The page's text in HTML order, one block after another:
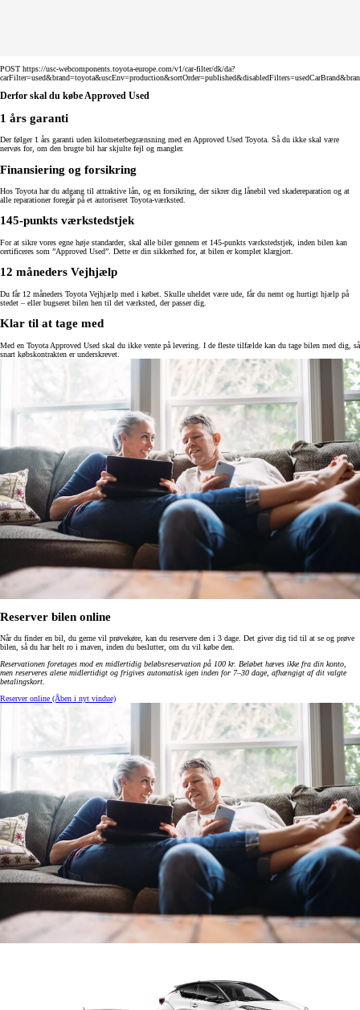
POST https://usc-webcomponents.toyota-europe.com/v1/car-filter/dk/da?
Derfor skal du købe Approved Used
1 års garanti
Der følger 1 års garanti uden kilometerbegrænsning med en Approved Used Toyota. Så du ikke skal være
nervøs for, om den brugte bil har skjulte fejl og mangler.
Finansiering og forsikring
Hos Toyota har du adgang til attraktive lån, og en forsikring, der sikrer dig lånebil ved skadereparation og at
alle reparationer foregår på et autoriseret Toyota-værksted.
145-punkts værkstedstjek
For at sikre vores egne høje standarder, skal alle biler gennem et 145-punkts værkstedstjek, inden bilen kan
certificeres som ”Approved Used”. Dette er din sikkerhed for, at bilen er komplet klargjort.
12 måneders Vejhjælp
Du får 12 måneders Toyota Vejhjælp med i købet. Skulle uheldet være ude, får du nemt og hurtigt hjælp på
stedet – eller bugseret bilen hen til det værksted, der passer dig.
Klar til at tage med
Med en Toyota Approved Used skal du ikke vente på levering. I de fleste tilfælde kan du tage bilen med dig, så
snart købskontrakten er underskrevet.
Reserver bilen online
Når du finder en bil, du gerne vil prøvekøre, kan du reservere den i 3 dage. Det giver dig tid til at se og prøve
bilen, så du har helt ro i maven, inden du beslutter, om du vil købe den.
Reservationen foretages mod en midlertidig beløbsreservation på 100 kr. Beløbet hæves ikke fra din konto,
men reserveres alene midlertidigt og frigives automatisk igen inden for 7–30 dage, afhængigt af dit valgte
betalingskort.
Reserver online (Åben i nyt vindue)